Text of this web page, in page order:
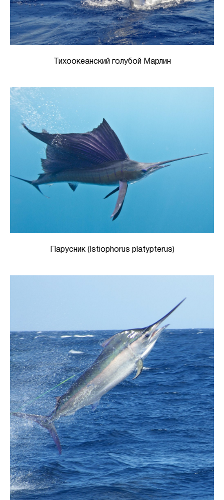
Тихоокеанский голубой Марлин
Парусник (Istiophorus platypterus)